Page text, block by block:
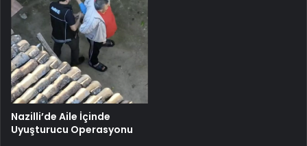
Nazilli’de Aile İçinde
Uyuşturucu Operasyonu